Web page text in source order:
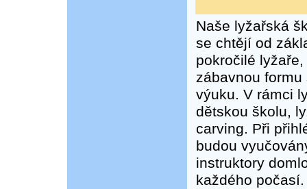
Naše lyžařská
se chtějí od
pokročilé
zábavnou
výuku. V rámci
dětskou školu,
carving. Při
budou
instruktory
každého počasí.